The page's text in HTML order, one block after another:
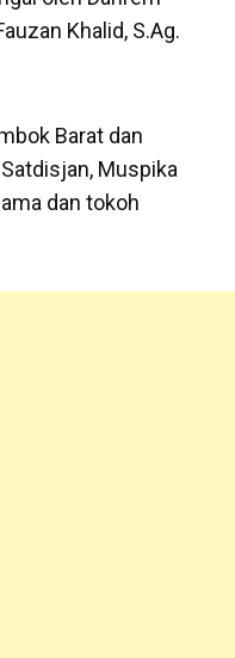
Khalid, S.Ag.
Barat dan
Muspika
dan tokoh